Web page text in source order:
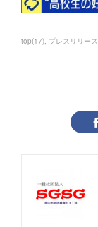
top(17) プレスリリース